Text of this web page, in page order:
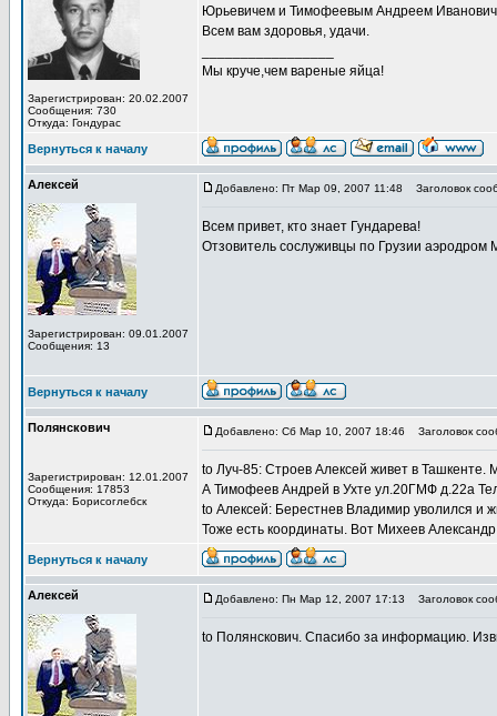
Зарегистрирован: 20.02.2007
Сообщения: 730
Откуда: Гондурас
Юрьевичем и Тимофеевым Андреем
Всем вам здоровья, удачи.
Мы круче,чем вареные яйца!
Вернуться к началу
Алексей
Зарегистрирован: 09.01.2007
Сообщения: 13
Добавлено: Пт Мар 09, 2007 11:48 Заголовок
Всем привет, кто знает Гундарева!
Отзовитель сослуживцы по Грузии
Вернуться к началу
Полянскович
Зарегистрирован: 12.01.2007
Сообщения: 17853
Откуда: Борисоглебск
Добавлено: Сб Мар 10, 2007 18:46 Заголовок
to Луч-85: Строев Алексей живет в
А Тимофеев Андрей в Ухте ул.20ГМФ д.22а
to Алексей: Берестнев Владимир уволился и
Тоже есть координаты. Вот Михеев
Вернуться к началу
Алексей Добавлено: Пн Мар 12, 2007 17:13 Заголовок
to Полянскович. Спасибо за информацию.